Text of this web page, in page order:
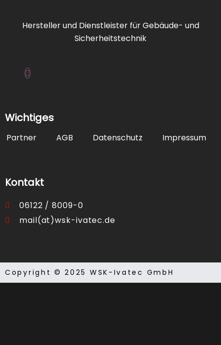
Hersteller und Dienstleister für Gebäude- und
Sicherheitstechnik
Wichtiges
Partner AGB Datenschutz Impressum
Kontakt
06122 / 8009-0
mail(at)wsk-ivatec.de
Copyright © 2025 WSK-Ivatec GmbH